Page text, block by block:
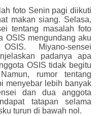
foto Senin pagi diikuti
makan siang. Selasa,
tentang masalah foto
OSIS mengundang aku
Miyano-sensei
padanya apa
OSIS tidak begitu
rumor tentang
menyebar lebih banyak
dan dua anggota
tatapan selama
turun di bawah nol.